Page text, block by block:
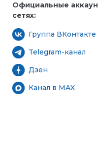
Официальные
сетях:
Группа ВКонтакте
Telegram-канал
Дзен
Канал в MAX